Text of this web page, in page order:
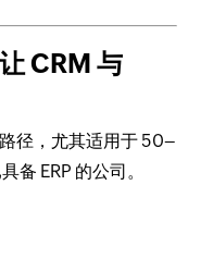
CRM 与
径，尤其适用于 50–
备 ERP 的公司。